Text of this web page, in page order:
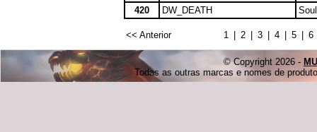
420
DW_DEATH
<< Anterior 1 2 3 4 5 6
© Copyright 2026 -
Todas as outras marcas e nomes de